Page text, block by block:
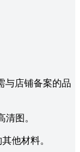
与店铺备案的品
图。
他材料。